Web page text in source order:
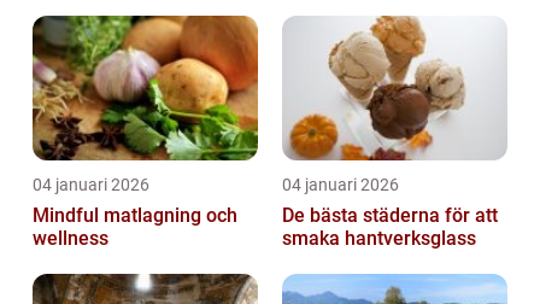
04 januari 2026
Mindful matlagning och
wellness
04 januari 2026
De bästa städerna för att
smaka hantverksglass